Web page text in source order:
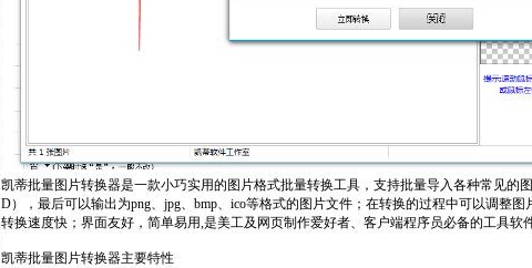
凯蒂批量图片转换器是一款小巧实用的图片格式批量转换工具，支持批量导入各种常见的
D），最后可以输出为png、jpg、bmp、ico等格式的图片文件；在转换的过程中可以调整
转换速度快；界面友好，简单易用,是美工及网页制作爱好者、客户端程序员必备的工具软
凯蒂批量图片转换器主要特性